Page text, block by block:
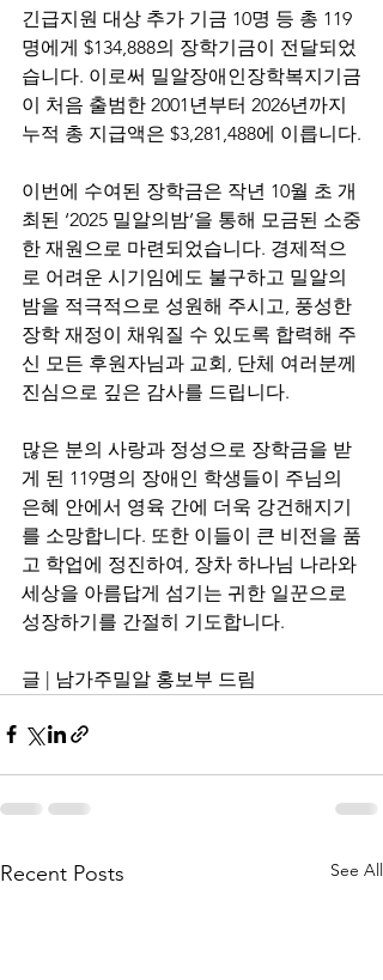
긴급지원 대상 추가 기금 10명 등 총 119
명에게 $134,888의 장학기금이 전달되었
습니다. 이로써 밀알장애인장학복지기금
이 처음 출범한 2001년부터 2026년까지
누적 총 지급액은 $3,281,488에 이릅니다.
이번에 수여된 장학금은 작년 10월 초 개
최된 ‘2025 밀알의밤’을 통해 모금된 소중
한 재원으로 마련되었습니다. 경제적으
로 어려운 시기임에도 불구하고 밀알의
밤을 적극적으로 성원해 주시고, 풍성한
장학 재정이 채워질 수 있도록 합력해 주
신 모든 후원자님과 교회, 단체 여러분께
진심으로 깊은 감사를 드립니다.
많은 분의 사랑과 정성으로 장학금을 받
게 된 119명의 장애인 학생들이 주님의
은혜 안에서 영육 간에 더욱 강건해지기
를 소망합니다. 또한 이들이 큰 비전을 품
고 학업에 정진하여, 장차 하나님 나라와
세상을 아름답게 섬기는 귀한 일꾼으로
성장하기를 간절히 기도합니다.
글 | 남가주밀알 홍보부 드림
Recent Posts See All